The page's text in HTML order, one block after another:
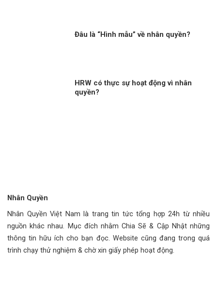
Đâu là “Hình mẫu” về nhân quyền?
HRW có thực sự hoạt động vì nhân
quyền?
Nhân Quyền
Nhân Quyền Việt Nam là trang tin tức tổng hợp 24h từ nhiều
nguồn khác nhau. Mục đích nhằm Chia Sẽ & Cập Nhật những
thông tin hữu ích cho bạn đọc. Website cũng đang trong quá
trình chạy thử nghiệm & chờ xin giấy phép hoạt động.